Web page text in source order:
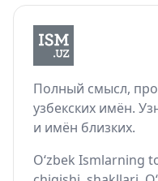
Полный смысл,
узбекских имён.
и имён близких.
O‘zbek Ismlarning